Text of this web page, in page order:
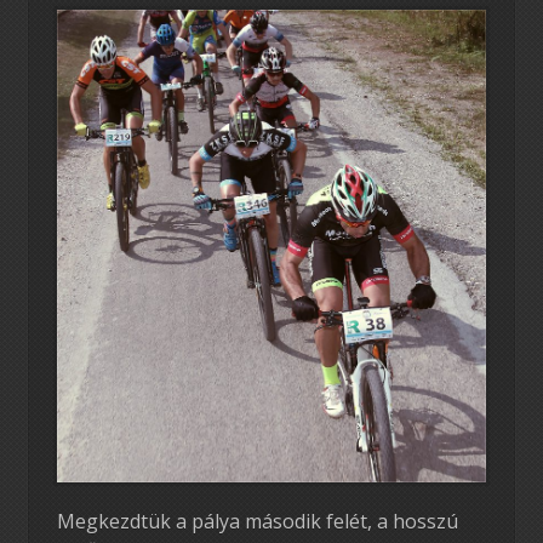
Megkezdtük a pálya második felét, a hosszú